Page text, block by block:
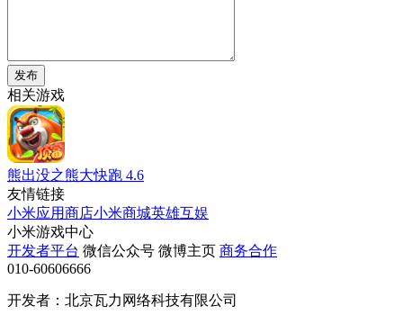
发布
相关游戏
熊出没之熊大快跑 4.6
友情链接
小米应用商店小米商城英雄互娱
小米游戏中心
开发者平台 微信公众号 微博主页 商务合作
010-60606666
开发者：北京瓦力网络科技有限公司